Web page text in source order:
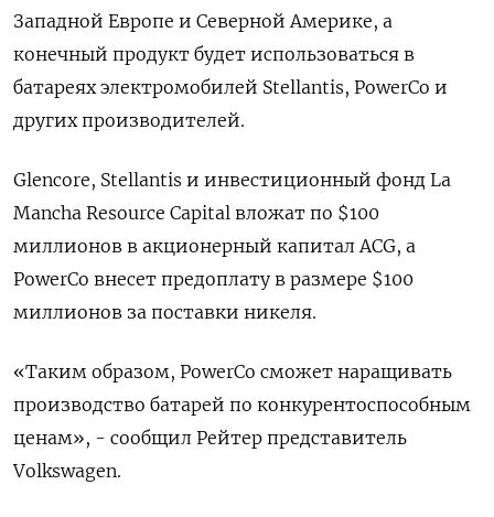
Западной Европе и Северной Америке, а
конечный продукт будет использоваться в
батареях электромобилей Stellantis, PowerCo и
других производителей.
Glencore, Stellantis и инвестиционный фонд La
Mancha Resource Capital вложат по $100
миллионов в акционерный капитал ACG, а
PowerCo внесет предоплату в размере $100
миллионов за поставки никеля.
«Таким образом, PowerCo сможет наращивать
производство батарей по конкурентоспособным
ценам», - сообщил Рейтер представитель
Volkswagen.